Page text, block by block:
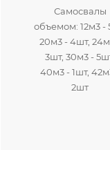
Самосвалы
объемом: 12м3 -
20м3 - 4шт,
3шт, 30м3 -
40м3 - 1шт,
2шт